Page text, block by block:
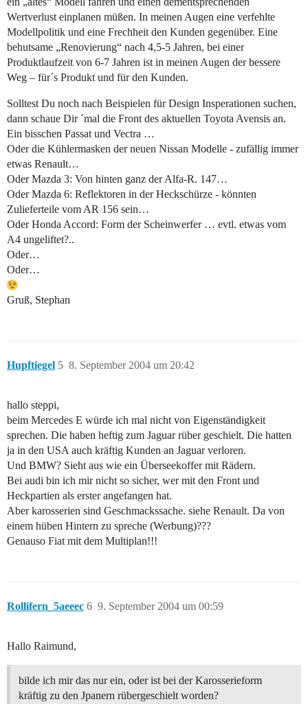
Wertverlust einplanen müßen. In meinen Augen eine verfehlte
Modellpolitik und eine Frechheit den Kunden gegenüber. Eine
behutsame „Renovierung“ nach 4,5-5 Jahren, bei einer
Produktlaufzeit von 6-7 Jahren ist in meinen Augen der bessere
Weg – für´s Produkt und für den Kunden.
Solltest Du noch nach Beispielen für Design Insperationen suchen,
dann schaue Dir ´mal die Front des aktuellen Toyota Avensis an.
Ein bisschen Passat und Vectra …
Oder die Kühlermasken der neuen Nissan Modelle - zufällig immer
etwas Renault…
Oder Mazda 3: Von hinten ganz der Alfa-R. 147…
Oder Mazda 6: Reflektoren in der Heckschürze - könnten
Zulieferteile vom AR 156 sein…
Oder Honda Accord: Form der Scheinwerfer … evtl. etwas vom
A4 ungeliftet?..
Oder…
Oder…
Gruß, Stephan
Hupftiegel 8. September 2004 um 20:42
5
hallo steppi,
beim Mercedes E würde ich mal nicht von Eigenständigkeit
sprechen. Die haben heftig zum Jaguar rüber geschielt. Die hatten
ja in den USA auch kräftig Kunden an Jaguar verloren.
Und BMW? Sieht aus wie ein Überseekoffer mit Rädern.
Bei audi bin ich mir nicht so sicher, wer mit den Front und
Heckpartien als erster angefangen hat.
Aber karosserien sind Geschmackssache. siehe Renault. Da von
einem hüben Hintern zu spreche (Werbung)???
Genauso Fiat mit dem Multiplan!!!
Rollifern_5aeeec 9. September 2004 um 00:59
6
Hallo Raimund,
bilde ich mir das nur ein, oder ist bei der Karosserieform
kräftig zu den Jpanern rübergeschielt worden?